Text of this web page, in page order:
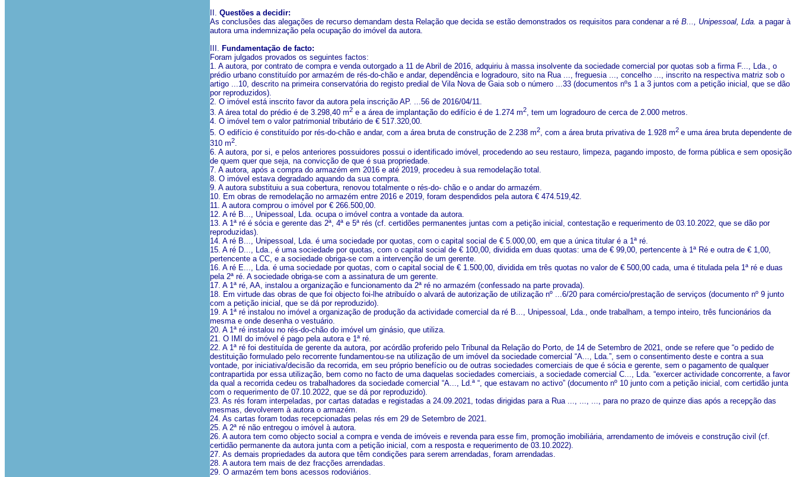
II. Questões a decidir:
As conclusões das alegações de recurso demandam desta Relação que decida se estão demonstrados os requisitos para condenar a ré B..., Unipessoal, Lda. a pagar à
autora uma indemnização pela ocupação do imóvel da autora.
III. Fundamentação de facto:
Foram julgados provados os seguintes factos:
1. A autora, por contrato de compra e venda outorgado a 11 de Abril de 2016, adquiriu à massa insolvente da sociedade comercial por quotas sob a firma F..., Lda., o
prédio urbano constituído por armazém de rés-do-chão e andar, dependência e logradouro, sito na Rua ..., freguesia ..., concelho ..., inscrito na respectiva matriz sob o
artigo ...10, descrito na primeira conservatória do registo predial de Vila Nova de Gaia sob o número ...33 (documentos nºs 1 a 3 juntos com a petição inicial, que se dão
por reproduzidos).
2. O imóvel está inscrito favor da autora pela inscrição AP. ...56 de 2016/04/11.
3. A área total do prédio é de 3.298,40 m2 e a área de implantação do edifício é de 1.274 m2, tem um logradouro de cerca de 2.000 metros.
4. O imóvel tem o valor patrimonial tributário de € 517.320,00.
5. O edifício é constituído por rés-do-chão e andar, com a área bruta de construção de 2.238 m2 , com a área bruta privativa de 1.928 m2 e uma área bruta dependente de
310 m2
6. A autora, por si, e pelos anteriores possuidores possui o identificado imóvel, procedendo ao seu restauro, limpeza, pagando imposto, de forma pública e sem oposição
de quem quer que seja, na convicção de que é sua propriedade.
7. A autora, após a compra do armazém em 2016 e até 2019, procedeu à sua remodelação total.
8. O imóvel estava degradado aquando da sua compra.
9. A autora substituiu a sua cobertura, renovou totalmente o rés-do- chão e o andar do armazém.
10. Em obras de remodelação no armazém entre 2016 e 2019, foram despendidos pela autora € 474.519,42.
11. A autora comprou o imóvel por € 266.500,00.
12. A ré B..., Unipessoal, Lda. ocupa o imóvel contra a vontade da autora.
13. A 1ª ré é sócia e gerente das 2ª, 4ª e 5ª rés (cf. certidões permanentes juntas com a petição inicial, contestação e requerimento de 03.10.2022, que se dão por
reproduzidas).
14. A ré B..., Unipessoal, Lda. é uma sociedade por quotas, com o capital social de € 5.000,00, em que a única titular é a 1ª ré.
15. A ré D..., Lda., é uma sociedade por quotas, com o capital social de € 100,00, dividida em duas quotas: uma de € 99,00, pertencente à 1ª Ré e outra de € 1,00,
pertencente a CC, e a sociedade obriga-se com a intervenção de um gerente.
16. A ré E..., Lda. é uma sociedade por quotas, com o capital social de € 1.500,00, dividida em três quotas no valor de € 500,00 cada, uma é titulada pela 1ª ré e duas
pela 2ª ré. A sociedade obriga-se com a assinatura de um gerente.
17. A 1ª ré, AA, instalou a organização e funcionamento da 2ª ré no armazém (confessado na parte provada).
18. Em virtude das obras de que foi objecto foi-lhe atribuído o alvará de autorização de utilização nº ...6/20 para comércio/prestação de serviços (documento nº 9 junto
com a petição inicial, que se dá por reproduzido).
19. A 1ª ré instalou no imóvel a organização de produção da actividade comercial da ré B..., Unipessoal, Lda., onde trabalham, a tempo inteiro, três funcionários da
mesma e onde desenha o vestuário.
20. A 1ª ré instalou no rés-do-chão do imóvel um ginásio, que utiliza.
21. O IMI do imóvel é pago pela autora e 1ª ré.
22. A 1ª ré foi destituída de gerente da autora, por acórdão proferido pelo Tribunal da Relação do Porto, de 14 de Setembro de 2021, onde se refere que “o pedido de
destituição formulado pelo recorrente fundamentou-se na utilização de um imóvel da sociedade comercial “A..., Lda.”, sem o consentimento deste e contra a sua
vontade, por iniciativa/decisão da recorrida, em seu próprio benefício ou de outras sociedades comerciais de que é sócia e gerente, sem o pagamento de qualquer
contrapartida por essa utilização, bem como no facto de uma daquelas sociedades comerciais, a sociedade comercial C..., Lda. “exercer actividade concorrente, a favor
da qual a recorrida cedeu os trabalhadores da sociedade comercial “A..., Ld.ª “, que estavam no activo” (documento nº 10 junto com a petição inicial, com certidão junta
com o requerimento de 07.10.2022, que se dá por reproduzido).
23. As rés foram interpeladas, por cartas datadas e registadas a 24.09.2021, todas dirigidas para a Rua ..., ..., ..., para no prazo de quinze dias após a recepção das
mesmas, devolverem à autora o armazém.
24. As cartas foram todas recepcionadas pelas rés em 29 de Setembro de 2021.
25. A 2ª ré não entregou o imóvel à autora.
26. A autora tem como objecto social a compra e venda de imóveis e revenda para esse fim, promoção imobiliária, arrendamento de imóveis e construção civil (cf.
certidão permanente da autora junta com a petição inicial, com a resposta e requerimento de 03.10.2022).
27. As demais propriedades da autora que têm condições para serem arrendadas, foram arrendadas.
28. A autora tem mais de dez fracções arrendadas.
29. O armazém tem bons acessos rodoviários.